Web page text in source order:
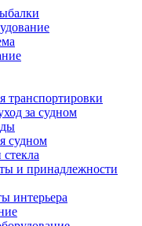
транспортировки
за судном
судном
и принадлежности
интерьера